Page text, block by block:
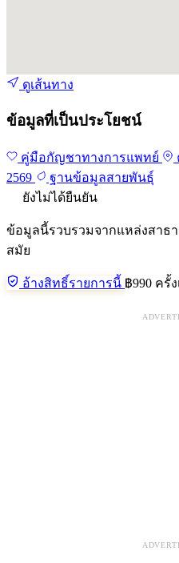
ดูเส้นทาง
ข้อมูลที่เป็นประโยชน์
คู่มือกัญชาทางการแพทย์
2569
ฐานข้อมูลสายพันธุ์
ยังไม่ได้ยืนยัน
ข้อมูลนี้รวบรวมจากแหล่งสาธ
สมัย
อ้างสิทธิ์รายการนี้ ฿990 ครั้